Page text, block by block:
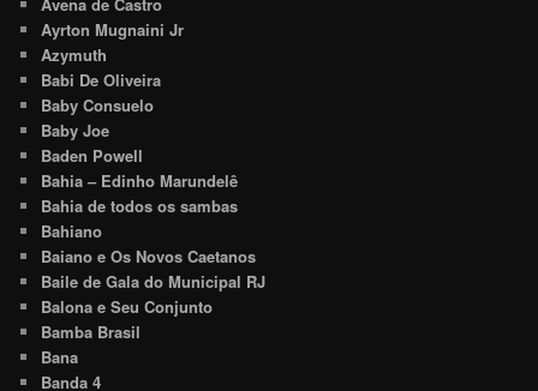
Ayrton Mugnaini Jr
Azymuth
Babi De Oliveira
Baby Consuelo
Baby Joe
Baden Powell
Bahia – Edinho Marundelê
Bahia de todos os sambas
Bahiano
Baiano e Os Novos Caetanos
Baile de Gala do Municipal RJ
Balona e Seu Conjunto
Bamba Brasil
Bana
Banda 4